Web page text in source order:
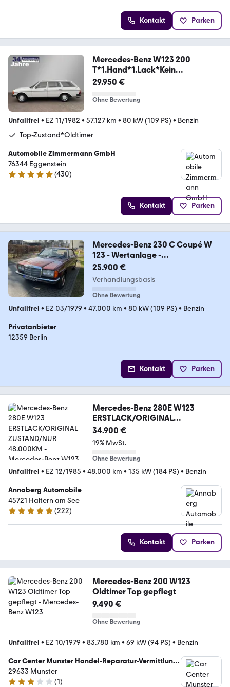
Kontakt Parken
Mercedes-Benz W123 200
T*1.Hand*1.Lack*Kein
Rost*Original*
29.950 €
Ohne Bewertung
Unfallfrei • EZ 11/1982 • 57.127 km • 80 kW (109 PS) • Benzin
Top-Zustand*Oldtimer
Automobile Zimmermann GmbH
76344 Eggenstein
4.8 Sterne
(430)
Kontakt Parken
Mercedes-Benz 230 C Coupé W
123 - Wertanlage -
Sammlerfahrzeug
25.900 €
Verhandlungsbasis
Ohne Bewertung
Unfallfrei • EZ 03/1979 • 47.000 km • 80 kW (109 PS) • Benzin
Privatanbieter
12359 Berlin
Kontakt Parken
Mercedes-Benz 280E W123
ERSTLACK/ORIGINAL
ZUSTAND/NUR 48.000KM
34.900 €
19% MwSt.
Ohne Bewertung
Unfallfrei • EZ 12/1985 • 48.000 km • 135 kW (184 PS) • Benzin
Annaberg Automobile
45721 Haltern am See
4.8 Sterne
(222)
Kontakt Parken
Mercedes-Benz 200 W123
Oldtimer Top gepflegt
9.490 €
Ohne Bewertung
Unfallfrei • EZ 10/1979 • 83.780 km • 69 kW (94 PS) • Benzin
Car Center Munster Handel-Reparatur-Vermittlung
GmbH&CO.KG
29633 Munster
(1)